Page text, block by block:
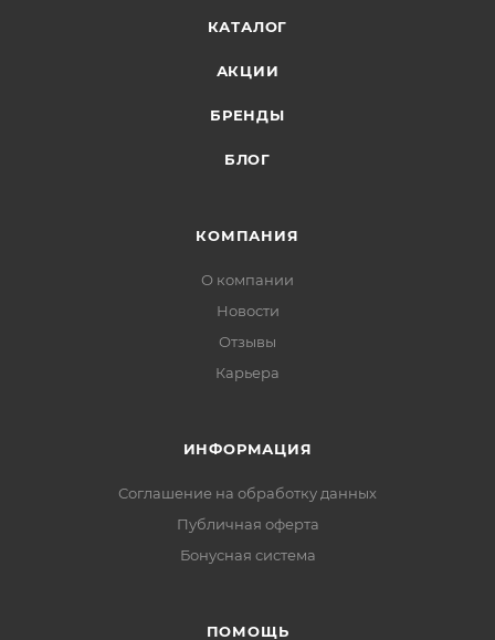
КАТАЛОГ
АКЦИИ
БРЕНДЫ
БЛОГ
КОМПАНИЯ
О компании
Новости
Отзывы
Карьера
ИНФОРМАЦИЯ
Соглашение на обработку данных
Публичная оферта
Бонусная система
ПОМОЩЬ